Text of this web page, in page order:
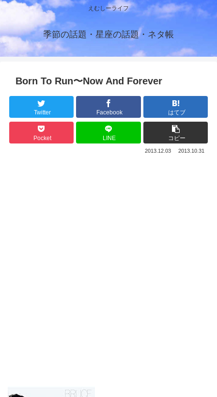
えむしーライフ
季節の話題・星座の話題・ネタ帳
Born To Run〜Now And Forever
Twitter Facebook はてブ
Pocket LINE コピー
2013.12.03 2013.10.31